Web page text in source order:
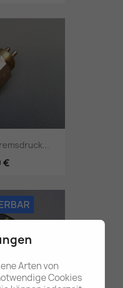
Arten von
Cookies
€